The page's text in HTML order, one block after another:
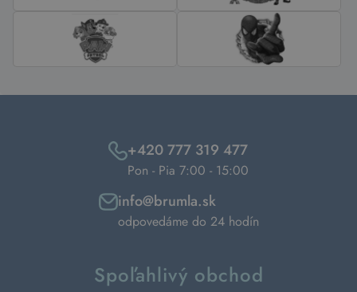
+420 777 319 477
Pon - Pia 7:00 - 15:00
info@brumla.sk
odpovedáme do 24 hodín
Spoľahlivý obchod